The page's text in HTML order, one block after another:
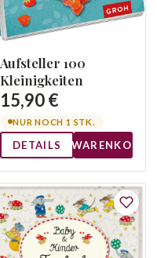
Aufsteller 100
Kleinigkeiten
15,90 €
NUR NOCH 1 STK.
DETAILS WARENKORB